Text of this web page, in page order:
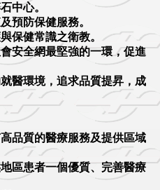
中心。
預防保健服務。
保健常識之衛教。
安全網最堅強的一環，促進
醫環境，追求品質提昇，成
品質的醫療服務及提供區域
區患者一個優質、完善醫療